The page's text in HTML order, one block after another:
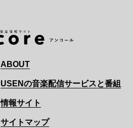
ABOUT
USENの音楽配信サービスと番組
情報サイト
サイトマップ